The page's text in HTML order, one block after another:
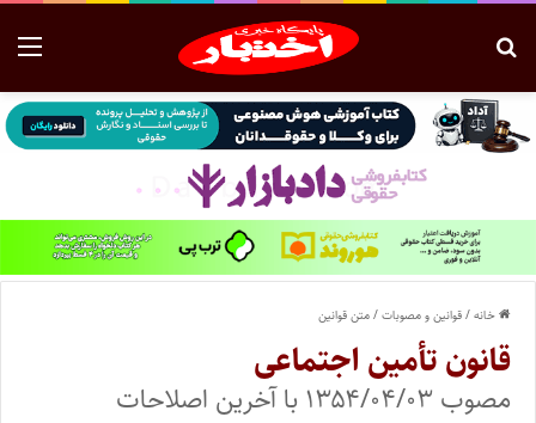
خانه/قوانین و مصوبات/متن قوانین
‌قانون تأمین اجتماعی
مصوب ۱۳۵۴/۰۴/۰۳ با آخرین اصلاحات